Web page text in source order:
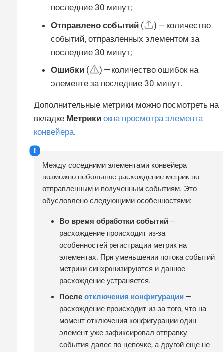
последние 30 минут;
Отправлено событий (
) — количество
событий, отправленных элементом за
последние 30 минут;
Ошибки (
) — количество ошибок на
элементе за последние 30 минут.
Дополнительные метрики можно посмотреть на
вкладке Метрики окна просмотра элемента
конвейера.
Между соседними элементами конвейера
возможно небольшое расхождение метрик по
отправленным и полученным событиям. Это
обусловлено следующими особенностями:
Во время обработки событий —
расхождение происходит из-за
особенностей регистрации метрик на
элементах. При уменьшении потока событий
метрики синхронизируются и данное
расхождение устраняется.
После отключения конфигурации —
расхождение происходит из-за того, что на
момент отключения конфигурации один
элемент уже зафиксировал отправку
события далее по цепочке, а другой еще не